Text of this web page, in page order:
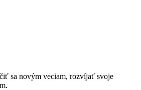
sa novým veciam, rozvíjať svoje